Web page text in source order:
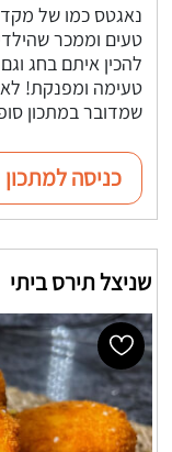
נאגטס כמו של
טעים וממכר
להכין איתם בחג
טעימה ומפנקת! לא
שמדובר במתכון
כניסה למתכון
שניצל תירס ביתי